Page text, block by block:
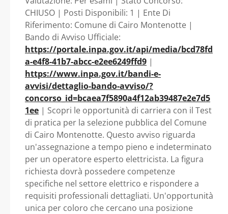
ESPERTI CON
RISERVA PRIORITARIA
A VOLONTARI FF.AA.
- Liguria - Comune di
Cairo Montenotte
CHIUSO | Posti Disponibili: 1 | Ente Di
Riferimento: Comune di Cairo Montenotte |
Bando di Avviso Ufficiale:
https://portale.inpa.gov.it/api/media/bcd78fd
a-e4f8-41b7-abcc-e2ee6249ffd9 |
https://www.inpa.gov.it/bandi-e-
avvisi/dettaglio-bando-avviso/?
concorso_id=bcaea7f5890a4f12ab39487e2e7d5
1ee | Scopri le opportunità di carriera con il Test
di pratica per la selezione pubblica del Comune
di Cairo Montenotte. Questo avviso riguarda
un'assegnazione a tempo pieno e indeterminato
per un operatore esperto elettricista. La figura
richiesta dovrà possedere competenze
specifiche nel settore elettrico e rispondere a
requisiti professionali dettagliati. Un'opportunità
unica per coloro che cercano una posizione